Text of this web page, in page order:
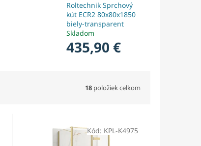
Roltechnik Sprchový
kút ECR2 80x80x1850
biely-transparent
Skladom
435,90 €
18 položiek celkom
Kód: KPL-K4975